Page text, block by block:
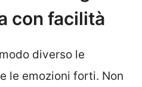
con facilità
diverso le
e le emozioni forti. Non